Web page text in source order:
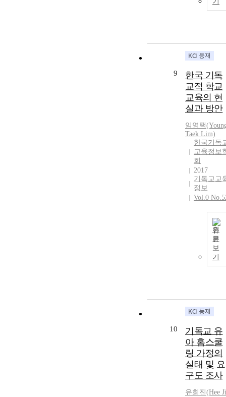
9
한국 기독
교적 학교
교육의 현
실과 방안
임영택
Taek Lim)
한국기독
교육정보
회
2017
기독교교
정보
Vol.0
원
문
보
기
10
기독교 유
아 홈스쿨
링 가정의
실태 및 요
구도 조사
유희진(Hee